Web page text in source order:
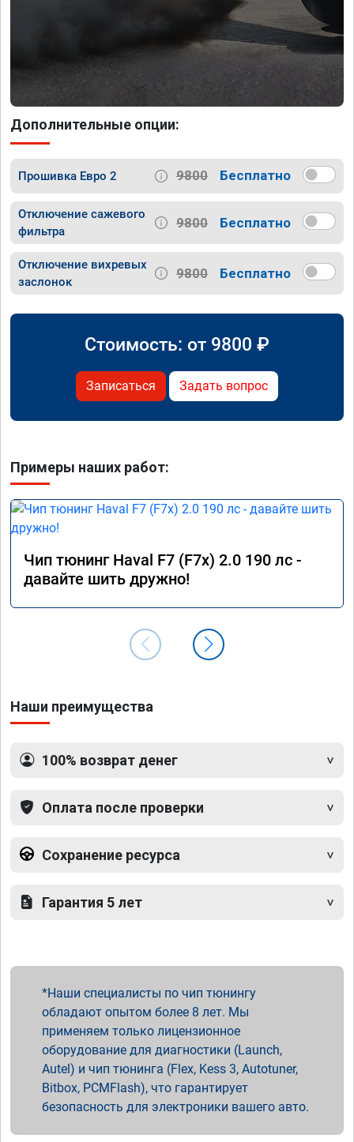
Дополнительные опции:
Прошивка Евро 2 9800 Бесплатно
Отключение сажевого
фильтра
9800 Бесплатно
Отключение вихревых
заслонок
9800 Бесплатно
Стоимость: от 9800 ₽
Записаться Задать вопрос
Примеры наших работ:
Чип тюнинг Haval F7 (F7x) 2.0 190 лс -
давайте шить дружно!
Наши преимущества
100% возврат денег
Оплата после проверки
Сохранение ресурса
Гарантия 5 лет
Наши специалисты по чип тюнингу
обладают опытом более 8 лет. Мы
применяем только лицензионное
оборудование для диагностики (Launch,
Autel) и чип тюнинга (Flex, Kess 3, Autotuner,
Bitbox, PCMFlash), что гарантирует
безопасность для электроники вашего авто.